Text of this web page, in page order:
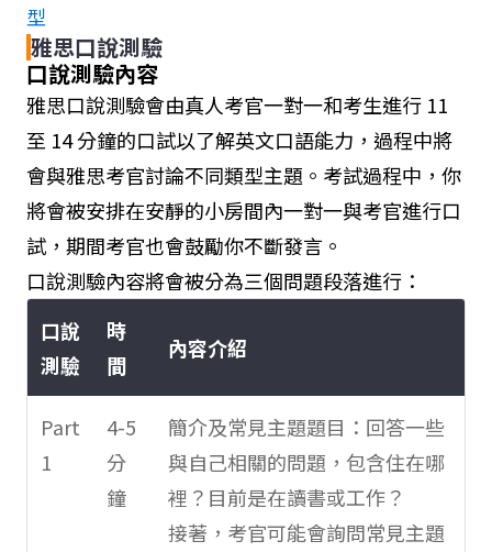
型
雅思口說測驗
口說測驗內容
雅思口說測驗會由真人考官一對一和考生進行 11
至 14 分鐘的口試以了解英文口語能力，過程中將
會與雅思考官討論不同類型主題。考試過程中，你
將會被安排在安靜的小房間內一對一與考官進行口
試，期間考官也會鼓勵你不斷發言。
口說測驗內容將會被分為三個問題段落進行：
口說
測驗
時
間
內容介紹
Part
1
4-5
分
鐘
簡介及常見主題題目：回答一些
與自己相關的問題，包含住在哪
裡？目前是在讀書或工作？
接著，考官可能會詢問常見主題